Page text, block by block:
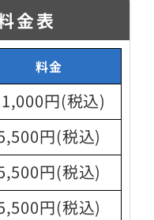
金表
料金
円(税込)
円(税込)
円(税込)
円(税込)